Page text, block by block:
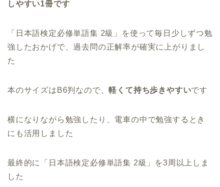
しやすい1冊です
「日本語検定必修単語集 2級」を使って毎日少しずつ勉
強したおかげで、過去問の正解率が確実に上がりまし
た
本のサイズはB6判なので、軽くて持ち歩きやすいです
横になりながら勉強したり、電車の中で勉強するとき
にも活用しました
最終的に「日本語検定必修単語集 2級」を3周以上しま
した